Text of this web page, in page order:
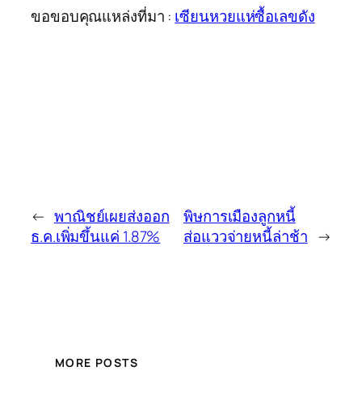
ขอขอบคุณแหล่งที่มา : เซียนหวยแห่ซื้อเลขดัง
← พาณิชย์เผยส่งออก
ธ.ค.เพิ่มขึ้นแค่ 1.87%
พิษการเมืองลูกหนี้
ส่อแววจ่ายหนี้ล่าช้า →
MORE POSTS